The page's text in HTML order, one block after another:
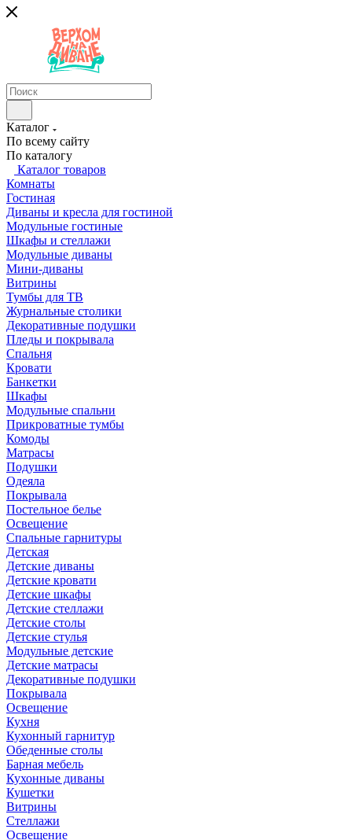
Каталог
По всему сайту
По каталогу
Каталог товаров
Комнаты
Гостиная
Диваны и кресла для гостиной
Модульные гостиные
Шкафы и стеллажи
Модульные диваны
Мини-диваны
Витрины
Тумбы для ТВ
Журнальные столики
Декоративные подушки
Пледы и покрывала
Спальня
Кровати
Банкетки
Шкафы
Модульные спальни
Прикроватные тумбы
Комоды
Матрасы
Подушки
Одеяла
Покрывала
Постельное белье
Освещение
Спальные гарнитуры
Детская
Детские диваны
Детские кровати
Детские шкафы
Детские стеллажи
Детские столы
Детские стулья
Модульные детские
Детские матрасы
Декоративные подушки
Покрывала
Освещение
Кухня
Кухонный гарнитур
Обеденные столы
Барная мебель
Кухонные диваны
Кушетки
Витрины
Стеллажи
Освещение